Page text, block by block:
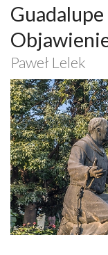
Paweł Lelek